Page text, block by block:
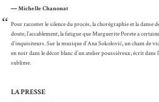
Michelle Chanonat
“ Pour raconter le silence du procès, la chorégraphie et la danse
doute, l’accablement, la fatigue que Marguerite Porete a
d’inquisiteurs. Sur la musique d’Ana Sokolović, un chant de
en noir dans le décor blanc d’un atelier poussiéreux, écrit dans
sublime.
LA PRESSE